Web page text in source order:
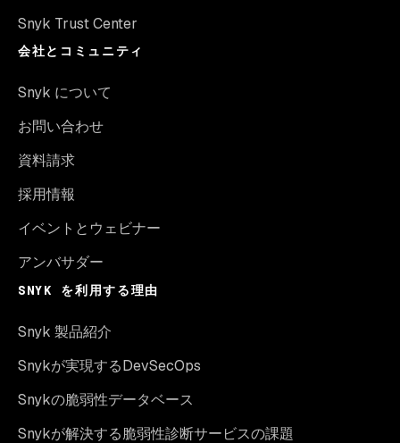
Snyk Trust Center
会社とコミュニティ
Snyk について
お問い合わせ
資料請求
採用情報
イベントとウェビナー
アンバサダー
SNYK を利用する理由
Snyk 製品紹介
Snykが実現するDevSecOps
Snykの脆弱性データベース
Snykが解決する脆弱性診断サービスの課題